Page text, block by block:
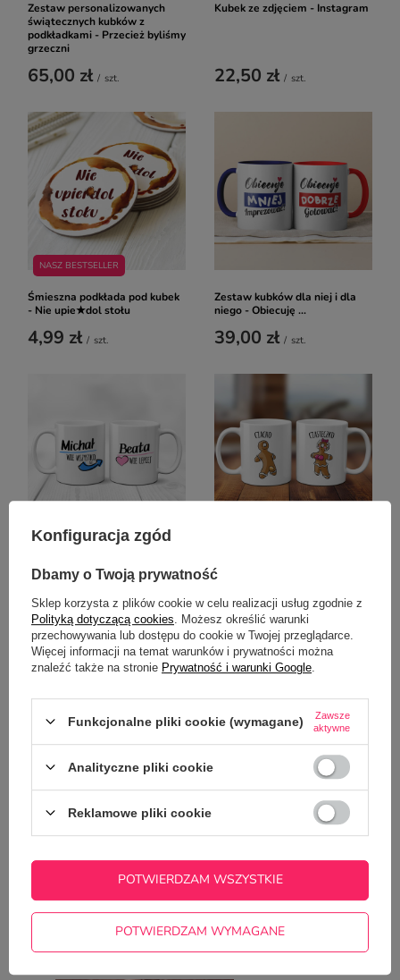
Zestaw personalizowanych
świątecznych kubków z
podkładkami - Przecież byliśmy
grzeczni
65,00 zł / szt.
Kubek ze zdjęciem - Instagram
22,50 zł / szt.
NASZ BESTSELLER
Śmieszna podkłada pod kubek
- Nie upie★dol stołu
4,99 zł / szt.
Zestaw kubków dla niej i dla
niego - Obiecuję ...
39,00 zł / szt.
Niego - On wie wszystko - Ona
wie lepiej
39,00 zł / szt.
Ciasteczko
39,00 zł / szt.
Zestaw kubków dla Pięknej i
szt.
RZUĆ OKIEM NA TO
Konfiguracja zgód
Dbamy o Twoją prywatność
Sklep korzysta z plików cookie w celu realizacji usług zgodnie z
Polityką dotyczącą cookies . Możesz określić warunki
przechowywania lub dostępu do cookie w Twojej przeglądarce.
Więcej informacji na temat warunków i prywatności można
znaleźć także na stronie Prywatność i warunki Google
Funkcjonalne pliki cookie (wymagane)
Zawsze
aktywne
Analityczne pliki cookie
Reklamowe pliki cookie
POTWIERDZAM WYMAGANE
POTWIERDZAM WSZYSTKIE